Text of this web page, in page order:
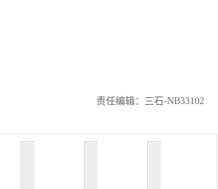
责任编辑：三石-NB33102